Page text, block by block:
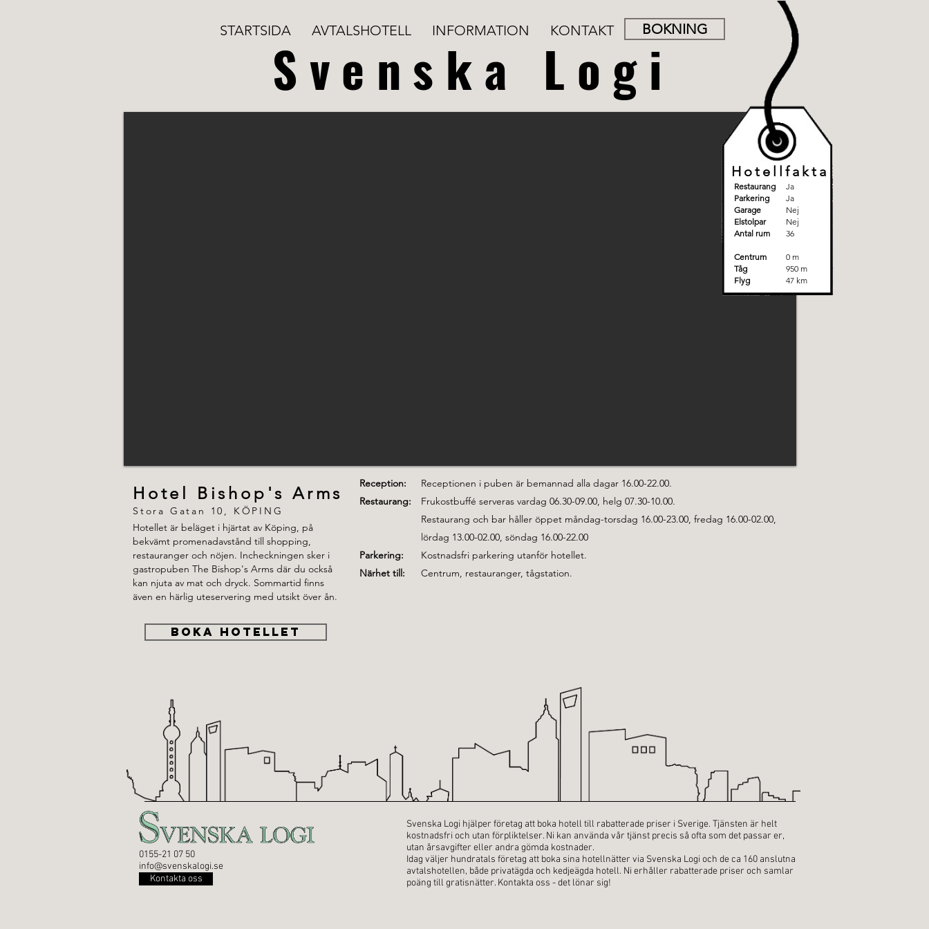
STARTSIDA AVTALSHOTELL INFORMATION KONTAKT BOKNING
Svenska Logi
Hotellfakta
Restaurang
Parkering
Garage
Elstolpar
Antal rum
Centrum
Tåg
Flyg
Ja
Ja
Nej
Nej
36
0 m
950 m
47 km
Reception:
Restaurang:
Parkering:
Närhet till:
Receptionen i puben är bemannad alla dagar 16.00-22.00.
Frukostbuffé serveras vardag 06.30-09.00, helg 07.30-10.00.
Restaurang och bar håller öppet måndag-torsdag 16.00-23.00, fredag 16.00-02.00,
lördag 13.00-02.00, söndag 16.00-22.00
Kostnadsfri parkering utanför hotellet.
Centrum, restauranger, tågstation.
Hotel Bishop's Arms
Stora Gatan 10, KÖPING
Hotellet är beläget i hjärtat av Köping, på
bekvämt promenadavstånd till shopping,
restauranger och nöjen. Incheckningen sker i
gastropuben The Bishop's Arms där du också
kan njuta av mat och dryck. Sommartid finns
även en härlig uteservering med utsikt över ån.
BOKA HOTELLET
0155-21 07 50
info@svenskalogi.se
Kontakta oss
Svenska Logi hjälper företag att boka hotell till rabatterade priser i Sverige. Tjänsten är helt
kostnadsfri och utan förpliktelser. Ni kan använda vår tjänst precis så ofta som det passar er,
utan årsavgifter eller andra gömda kostnader.
Idag väljer hundratals företag att boka sina hotellnätter via Svenska Logi och de ca 160 anslutna
avtalshotellen, både privatägda och kedjeägda hotell. Ni erhåller rabatterade priser och samlar
poäng till gratisnätter. Kontakta oss - det lönar sig!